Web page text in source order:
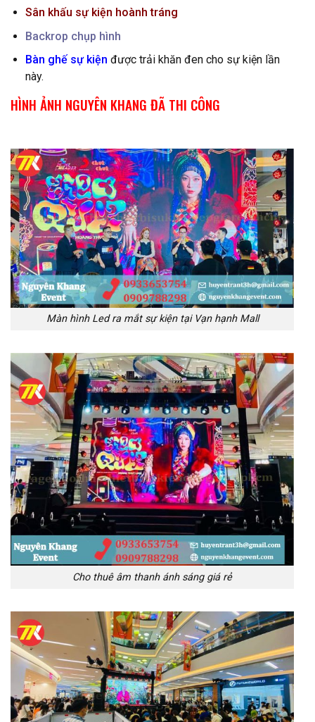
Sân khấu sự kiện hoành tráng
Backrop chụp hình
Bàn ghế sự kiện được trải khăn đen cho sự kiện lần
này.
HÌNH ẢNH NGUYÊN KHANG ĐÃ THI CÔNG
Màn hình Led ra mắt sự kiện tại Vạn hạnh Mall
Cho thuê âm thanh ánh sáng giá rẻ